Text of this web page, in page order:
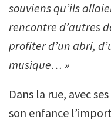
souviens qu’ils
rencontre d’autres
profiter d’un abri,
musique… »
Dans la rue, avec
son enfance